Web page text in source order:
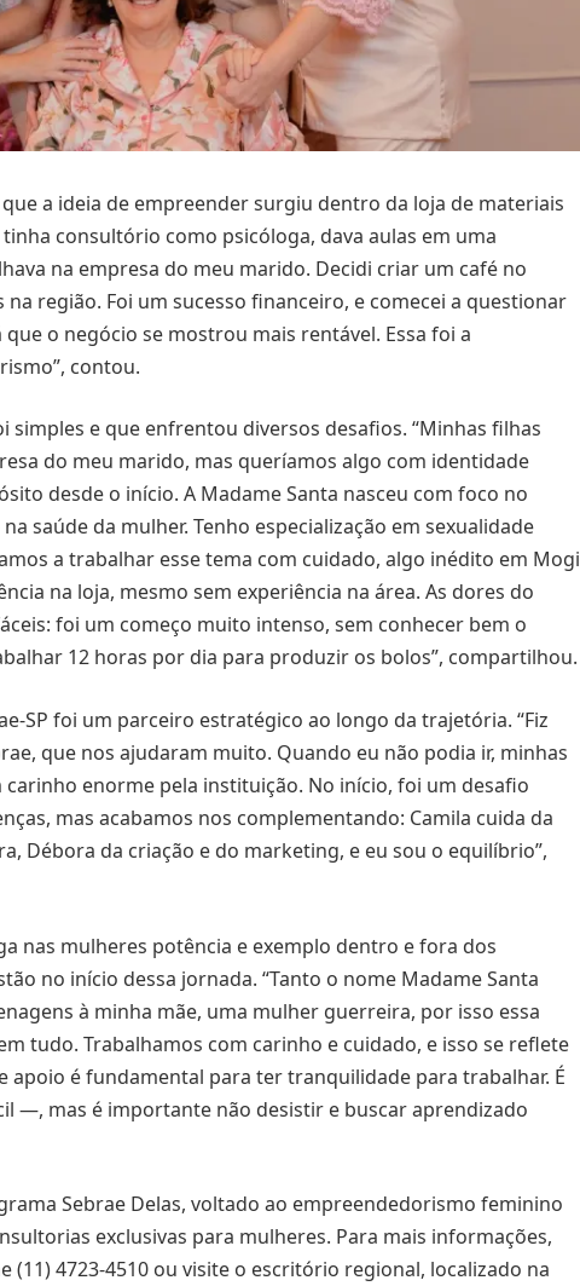
a ideia de empreender surgiu dentro da loja de materiais
consultório como psicóloga, dava aulas em uma
na empresa do meu marido. Decidi criar um café no
na região. Foi um sucesso financeiro, e comecei a questionar
o negócio se mostrou mais rentável. Essa foi a
contou.
simples e que enfrentou diversos desafios. “Minhas filhas
do meu marido, mas queríamos algo com identidade
desde o início. A Madame Santa nasceu com foco no
saúde da mulher. Tenho especialização em sexualidade
a trabalhar esse tema com cuidado, algo inédito em Mogi
na loja, mesmo sem experiência na área. As dores do
foi um começo muito intenso, sem conhecer bem o
12 horas por dia para produzir os bolos”, compartilhou.
SP foi um parceiro estratégico ao longo da trajetória. “Fiz
que nos ajudaram muito. Quando eu não podia ir, minhas
enorme pela instituição. No início, foi um desafio
mas acabamos nos complementando: Camila cuida da
Débora da criação e do marketing, e eu sou o equilíbrio”,
nas mulheres potência e exemplo dentro e fora dos
no início dessa jornada. “Tanto o nome Madame Santa
à minha mãe, uma mulher guerreira, por isso essa
tudo. Trabalhamos com carinho e cuidado, e isso se reflete
apoio é fundamental para ter tranquilidade para trabalhar. É
—, mas é importante não desistir e buscar aprendizado
Sebrae Delas, voltado ao empreendedorismo feminino
exclusivas para mulheres. Para mais informações,
4723-4510 ou visite o escritório regional, localizado na